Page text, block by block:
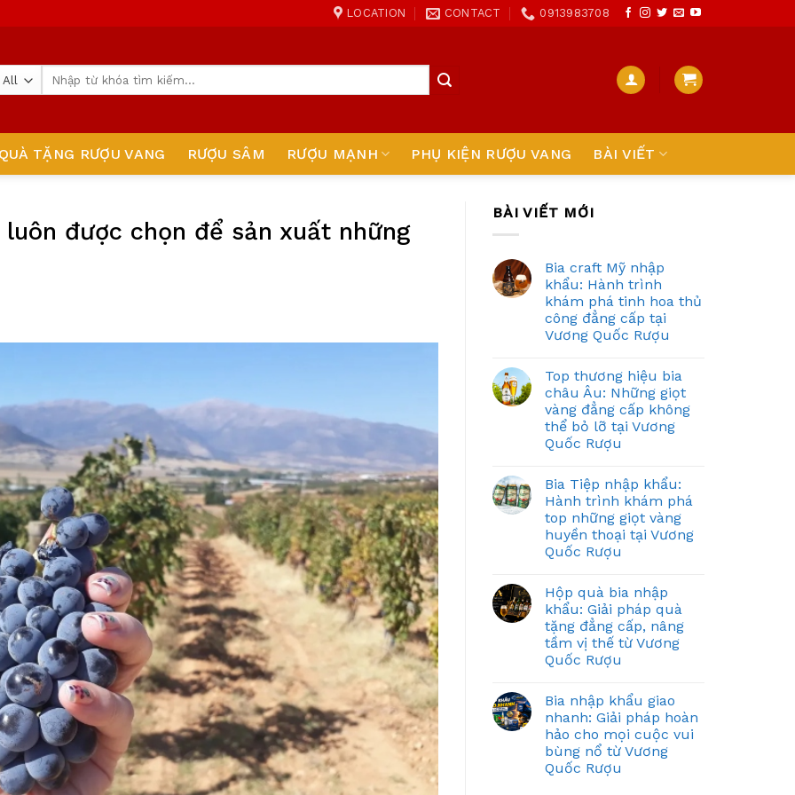
LOCATION CONTACT 0913983708
TẶNG RƯỢU VANG RƯỢU SÂM RƯỢU MẠNH PHỤ KIỆN RƯỢU VANG BÀI VIẾT
được chọn để sản xuất những
BÀI VIẾT MỚI
Bia craft Mỹ nhập
khẩu: Hành trình
khám phá tinh hoa thủ
công đẳng cấp tại
Vương Quốc Rượu
Top thương hiệu bia
châu Âu: Những giọt
vàng đẳng cấp không
thể bỏ lỡ tại Vương
Quốc Rượu
Bia Tiệp nhập khẩu:
Hành trình khám phá
top những giọt vàng
huyền thoại tại Vương
Quốc Rượu
Hộp quà bia nhập
khẩu: Giải pháp quà
tặng đẳng cấp, nâng
tầm vị thế từ Vương
Quốc Rượu
Bia nhập khẩu giao
nhanh: Giải pháp hoàn
hảo cho mọi cuộc vui
bùng nổ từ Vương
Quốc Rượu